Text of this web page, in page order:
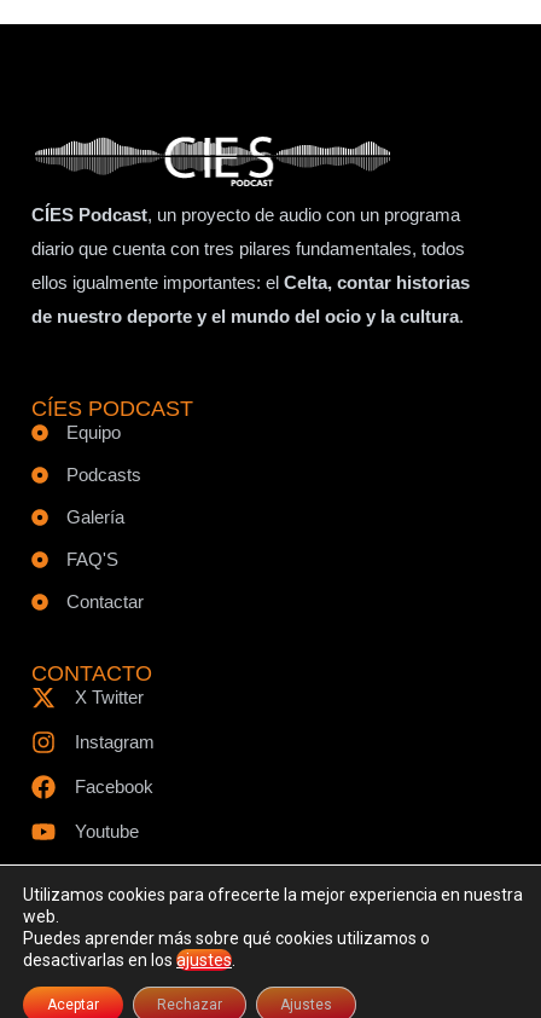
CÍES Podcast, un proyecto de audio con un programa
diario que cuenta con tres pilares fundamentales, todos
ellos igualmente importantes: el Celta, contar historias
de nuestro deporte y el mundo del ocio y la cultura.
CÍES PODCAST
Equipo
Podcasts
Galería
FAQ'S
Contactar
CONTACTO
X Twitter
Instagram
Facebook
Youtube
© Todos los derechos reservados - www.ciespodcast.es
Aviso LegalPolítica de PrivacidadPolítica de Cookies
Utilizamos cookies para ofrecerte la mejor experiencia en nuestra
web.
Puedes aprender más sobre qué cookies utilizamos o
desactivarlas en los ajustes
Aceptar Rechazar Ajustes